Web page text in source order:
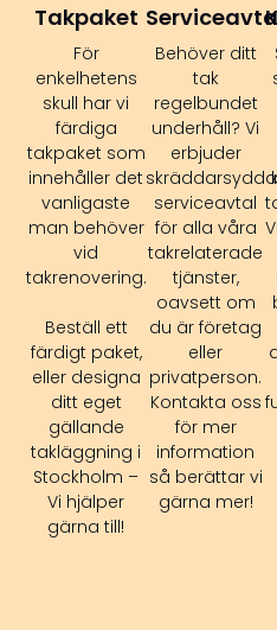
Takpaket
För
enkelhetens
skull har vi
färdiga
takpaket som
innehåller det
vanligaste
man behöver
vid
takrenovering.
Beställ ett
färdigt paket,
eller designa
ditt eget
gällande
takläggning i
Stockholm –
Vi hjälper
gärna till!
Behöver ditt
tak
regelbundet
underhåll? Vi
erbjuder
skräddarsydda
serviceavtal
för alla våra
takrelaterade
tjänster,
oavsett om
du är företag
eller
privatperson.
Kontakta oss
för mer
information
så berättar vi
gärna mer!